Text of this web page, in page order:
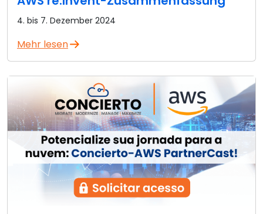
4. bis 7. Dezember 2024
Mehr lesen